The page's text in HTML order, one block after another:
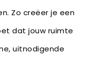
Zo creëer je een
dat jouw ruimte
uitnodigende